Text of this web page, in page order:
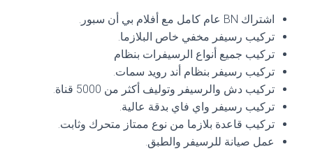
اشتراك BN عام كامل مع أفلام بي أن سبور.
تركيب رسيفر مخفي خاص البلازما.
تركيب جميع أنواع الرسيفرات بنظام
تركيب رسيفر بنظام أند رويد سمات.
تركيب دش والرسيفر وتوليف أكثر من 5000 قناة.
تركيب رسيفر واي فاي بدقة عالية.
تركيب قاعدة بلازما من نوع ممتاز متحرك وثابت.
عمل صيانة للرسيفر والطبق.